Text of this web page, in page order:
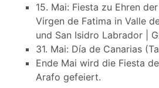
15. Mai: Fiesta zu Ehren
Virgen de Fatima in Valle
und San Isidro Labrador |
31. Mai: Día de Canarias
Ende Mai wird die Fiesta
Arafo gefeiert.